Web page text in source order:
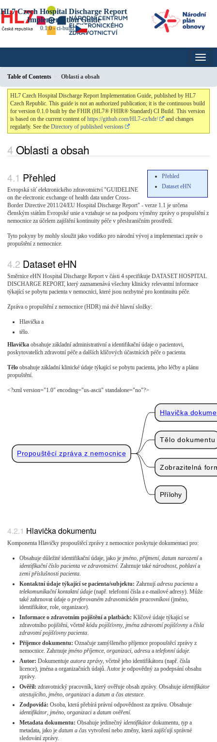
HL7 Czech Hospital Discharge Report
Implementation Guide
0.1.0 - ci-build
Table of Contents Oblasti a obsah
HL7 Czech Hospital Discharge Report Implementation Guide, published by HL7
Czech Republic. This guide is not an authorized publication; it is the continuous build
for version 0.1.0 built by the FHIR (HL7® FHIR® Standard) CI Build. This version
is based on the current content of https://github.com/HL7-cz/hdr/
and changes
regularly. See the Directory of published versions
Oblasti a obsah
Přehled
Dataset eHN
Přehled
Evropská síť elektronického zdravotnictví "GUIDELINE
on the electronic exchange of health data under Cross-
Border Directive 2011/24/EU Hospital Discharge Report" - verze 1.1 je určena
členským státům Evropské unie a vztahuje se na podporu výměny zprávy o propuštění z
nemocnice za účelem zajištění kontinuity péče v přeshraničním prostředí.
Tyto pokyny by mohly sloužit jako vodítko pro národní vývoj a implementaci zpráv o
propuštění z nemocnice.
Dataset eHN
Směrnice eHN Hospital Discharge Report v části 4 specifikuje DATASET HOSPITAL
DISCHARGE REPORT, který zaznamenává všechny klinicky relevantní informace
týkající se pobytu pacienta v nemocnici, které jsou nezbytné pro kontinuitu péče.
Zpráva o propuštění z nemocnice (HDR) má dvě hlavní složky:
Hlavička a
tělo.
Hlavička obsahuje základní administrativní a identifikační údaje o pacientovi,
poskytovatelích zdravotní péče a dalších klíčových účastnících péče o pacienta.
Tělo obsahuje základní klinické údaje týkající se pobytu pacienta, jeho léčby a plánu
propuštění.
<?xml version="1.0" encoding="us-ascii" standalone="no"?>
Propouštěcí zpráva z nemocnice
Hlavička
Tělo dokumentu
Zobrazitelná
Přílohy
Hlavička dokumentu
Komponenta Hlavičky propouštěcí zprávy z nemocnice poskytuje dokumentaci pro:
Obsahuje důležité identifikační údaje, jako je jméno příjmení, datum narozenía
identifikační číslo pacienta ve zdravotnictví. Zahrnuje také národnost, pohlavía
zemi příslušnosti pacienta
Kontaktní údaje týkající se pacienta/subjektu: Zahrnují adresu pacienta a
telekomunikační kontaktní údaje (např. telefonní čísla a e-mailové adresy). Může
také zahrnovat údaje o preferovaném zdravotnickém pracovníkovi (jméno,
identifikátor, role, organizace).
Informace o zdravotním pojištění a platbách: Klíčové údaje týkající se
zdravotního pojištění, včetně kódu pojišťovny, jména zdravotní pojišťovnya čísla
zdravotní pojišťovny pacienta
Příjemce dokumentu: Označuje zamýšleného příjemce propouštěcí zprávy z
nemocnice. Zahrnuje jméno příjemce organizaci adresu a telefonní údaje
Autor: Dokumentuje autora zprávy, včetně jeho identifikátoru (např. čísla
licence), jména a organizačních údajů. Autor je odpovědný za podepsání obsahu
zprávy.
Ověřil: zdravotnický pracovník, který ověřuje obsah zprávy. Obsahuje identifikátor
atestujícího jméno organizaci a datum a čas atestace
Zodpovídá: Osoba, která přebírá právní odpovědnost za zprávu. Obsahuje
identifikátor jméno organizaci a datum ověření.
Metadata dokumentu: Obsahuje jedinečný identifikátor dokumentu, typ a
metadata, jako je datum a čas vytvoření nebo změny, která zajišťují správné
sledování zprávy.